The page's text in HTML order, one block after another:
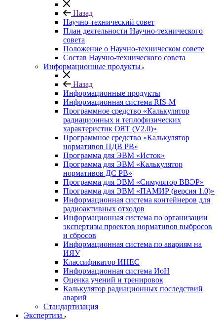
Назад
Научно-технический совет
План деятельности Научно-технического
совета
Положение о Научно-техническом совете
Состав Научно-технического совета
Информационные продукты
Назад
Информационные продукты
Информационная система RIS-M
Программное средство «Калькулятор
радиационных и теплофизических
характеристик ОЯТ (V2.0)»
Программное средство «Калькулятор
нормативов ПДВ РВ»
Программа для ЭВМ «Исток»
Программа для ЭВМ «Калькулятор
нормативов ДС РВ»
Программа для ЭВМ «Симулятор ВВЭР»
Программа для ЭВМ «ПАМИР (версия 1.0)»
Информационная система контейнеров для
радиоактивных отходов
Информационная система по организации
экспертизы проектов нормативов выбросов
и сбросов
Информационная система по авариям на
ИЯУ
Классификатор ИНЕС
Информационная система ИоН
Оценка учений и тренировок
Калькулятор радиационных последствий
аварий
Стандартизация
Экспертиза